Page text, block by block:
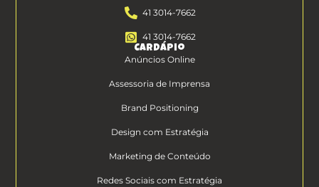
41 3014-7662
41 3014-7662
Cardápio
Anúncios Online
Assessoria de Imprensa
Brand Positioning
Design com Estratégia
Marketing de Conteúdo
Redes Sociais com Estratégia